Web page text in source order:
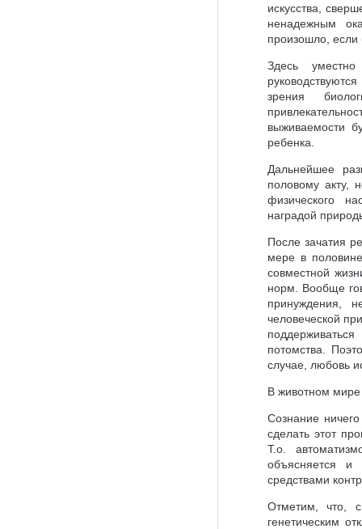
искусства,
ненадежным
произошло, если
Здесь
зрения
выживаемости
ребенка.
Дальнейшее
половому акту,
физического
наградой
После зачатия
мере в
совместной
норм. Вообще
принуждения,
человеческой
потомства.
случае, любовь
В животном мире
Сознание
сделать этот
Т.о.
объясняется
средствами
Отметим, что, с
генетическим